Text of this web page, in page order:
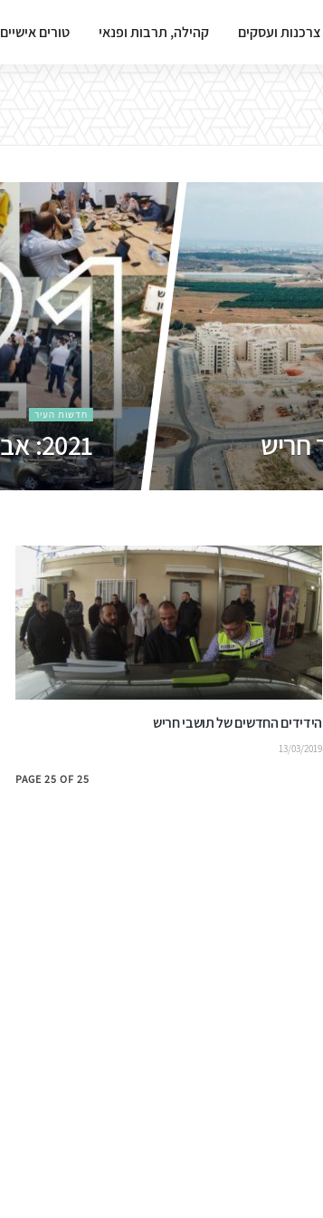
צרכנות ועסקים קהילה, תרבות ופנאי טורים אישיים
חדשות העיר
2021: אבני דרך בהתפתחות העיר חריש
הידידים החדשים של תושבי חריש
13/03/2019
PAGE 25 OF 25